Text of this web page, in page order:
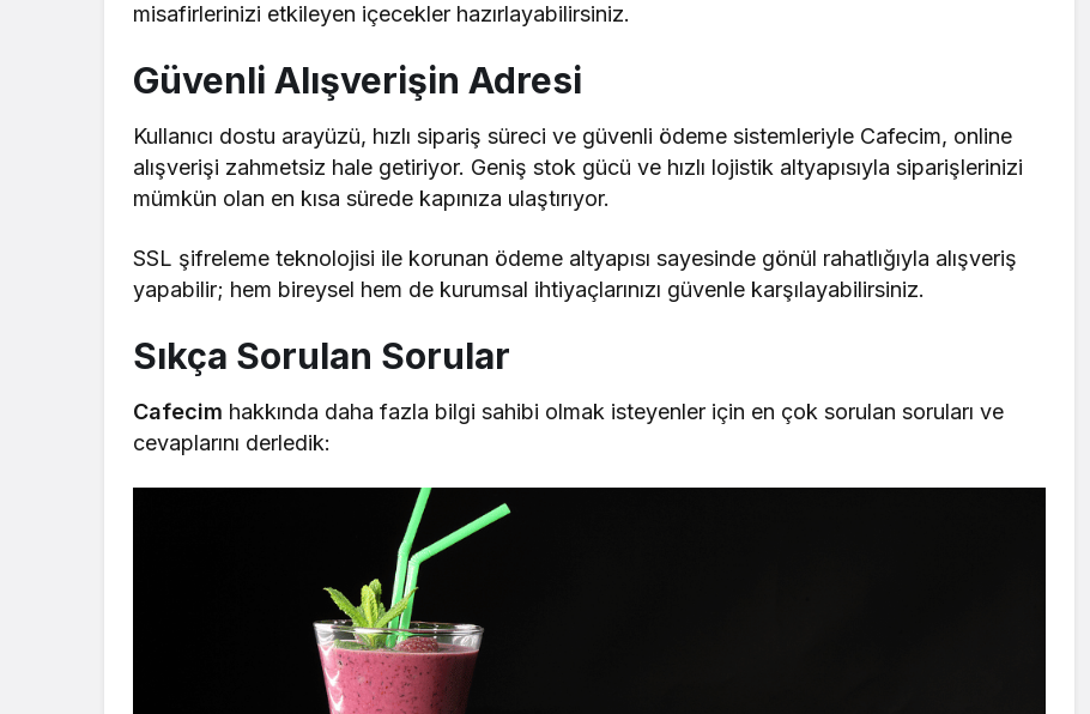
misafirlerinizi etkileyen içecekler hazırlayabilirsiniz.
Güvenli Alışverişin Adresi
Kullanıcı dostu arayüzü, hızlı sipariş süreci ve güvenli ödeme sistemleriyle Cafecim, online
alışverişi zahmetsiz hale getiriyor. Geniş stok gücü ve hızlı lojistik altyapısıyla siparişlerinizi
mümkün olan en kısa sürede kapınıza ulaştırıyor.
SSL şifreleme teknolojisi ile korunan ödeme altyapısı sayesinde gönül rahatlığıyla alışveriş
yapabilir; hem bireysel hem de kurumsal ihtiyaçlarınızı güvenle karşılayabilirsiniz.
Sıkça Sorulan Sorular
Cafecim hakkında daha fazla bilgi sahibi olmak isteyenler için en çok sorulan soruları ve
cevaplarını derledik: